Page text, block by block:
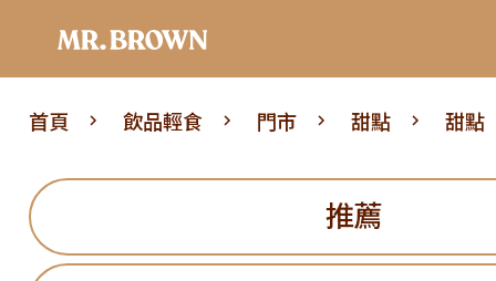
首頁 飲品輕食 門市 甜點 甜點
推薦